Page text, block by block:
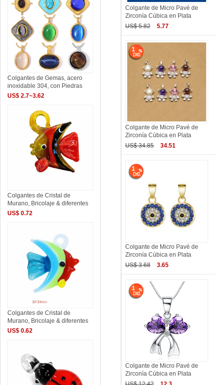
Colgante de Micro Pavé de
Zirconía Cúbica en Plata
US$ 5.82
5.77
1
Colgante de Micro Pavé de
Zirconía Cúbica en Plata
US$ 34.85
34.51
1
Colgante de Micro Pavé de
Zirconía Cúbica en Plata
US$ 3.68
3.65
1
Colgante de Micro Pavé de
Zirconía Cúbica en Plata
Colgantes de Gemas, acero
inoxidable 304, con Piedras
US$ 2.7~3.62
Colgantes de Cristal de
Murano, Bricolaje & diferentes
US$ 0.72
Colgantes de Cristal de
Murano, Bricolaje & diferentes
US$ 0.62